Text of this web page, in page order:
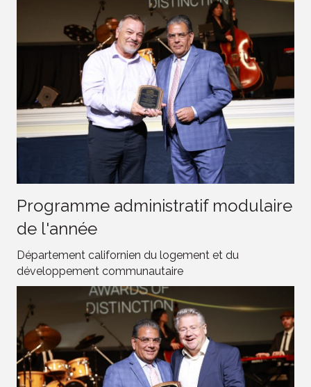
Programme administratif modulaire
de l'année
Département californien du logement et du
développement communautaire